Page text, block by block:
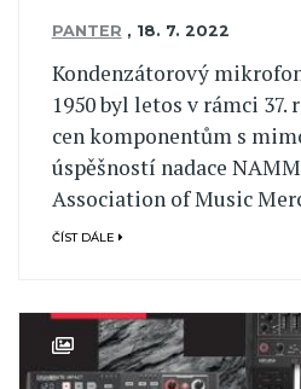
PANTER , 18. 7. 2022
Kondenzátorový
1950 byl letos v rámci
cen komponentům s
úspěšností nadace
Association of Music
ČÍST DÁLE